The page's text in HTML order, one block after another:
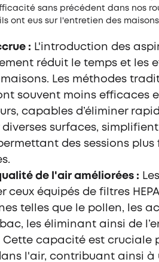
sans précédent dans nos
ont eus sur l'entretien des
: L'introduction des
réduit le temps et les
Les méthodes
souvent moins efficaces
capables d’éliminer
diverses surfaces,
des sessions plus
de l'air améliorées :
ceux équipés de filtres
telles que le pollen, les
les éliminant ainsi de
Cette capacité est cruciale
l'air, contribuant ainsi à